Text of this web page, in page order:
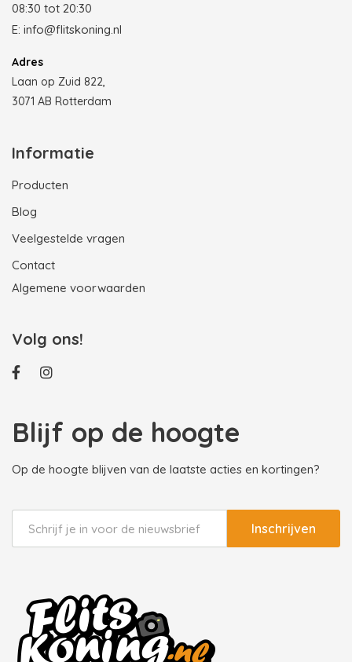
08:30 tot 20:30
E: info@flitskoning.nl
Adres
Laan op Zuid 822,
3071 AB Rotterdam
Informatie
Producten
Blog
Veelgestelde vragen
Contact
Algemene voorwaarden
Volg ons!
Blijf op de hoogte
Op de hoogte blijven van de laatste acties en kortingen?
Inschrijven